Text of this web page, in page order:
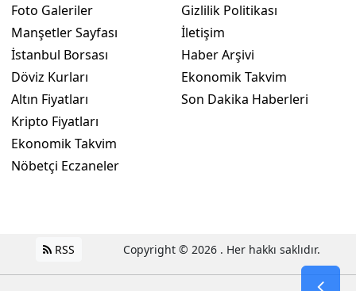
Foto Galeriler
Manşetler Sayfası
İstanbul Borsası
Döviz Kurları
Altın Fiyatları
Kripto Fiyatları
Ekonomik Takvim
Nöbetçi Eczaneler
Gizlilik Politikası
İletişim
Haber Arşivi
Ekonomik Takvim
Son Dakika Haberleri
RSS Copyright © 2026 . Her hakkı saklıdır.